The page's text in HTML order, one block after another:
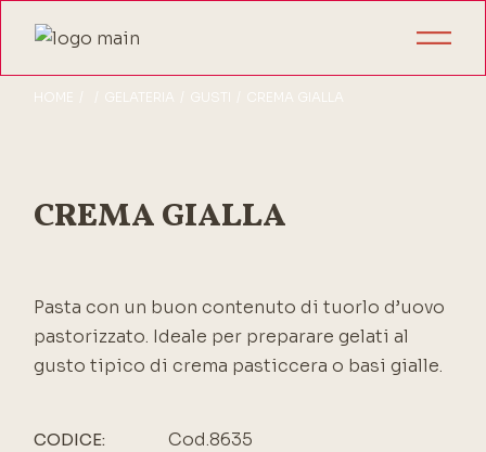
HOME GELATERIA GUSTI CREMA GIALLA
CREMA GIALLA
Pasta con un buon contenuto di tuorlo d’uovo
pastorizzato. Ideale per preparare gelati al
gusto tipico di crema pasticcera o basi gialle.
CODICE: Cod.8635